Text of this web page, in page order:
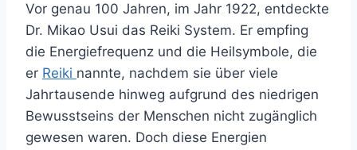
Vor genau 100 Jahren, im Jahr 1922, entdeckte
Dr. Mikao Usui das Reiki System. Er empfing
die Energiefrequenz und die Heilsymbole, die
er Reiki nannte, nachdem sie über viele
Jahrtausende hinweg aufgrund des niedrigen
Bewusstseins der Menschen nicht zugänglich
gewesen waren. Doch diese Energien